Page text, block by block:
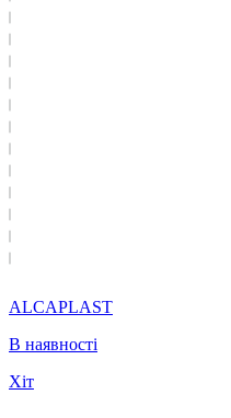
ALCAPLAST
В наявності
Хіт